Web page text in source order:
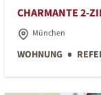
CHARMANTE 2-
RÜCKGEBÄUDE
München
WOHNUNG